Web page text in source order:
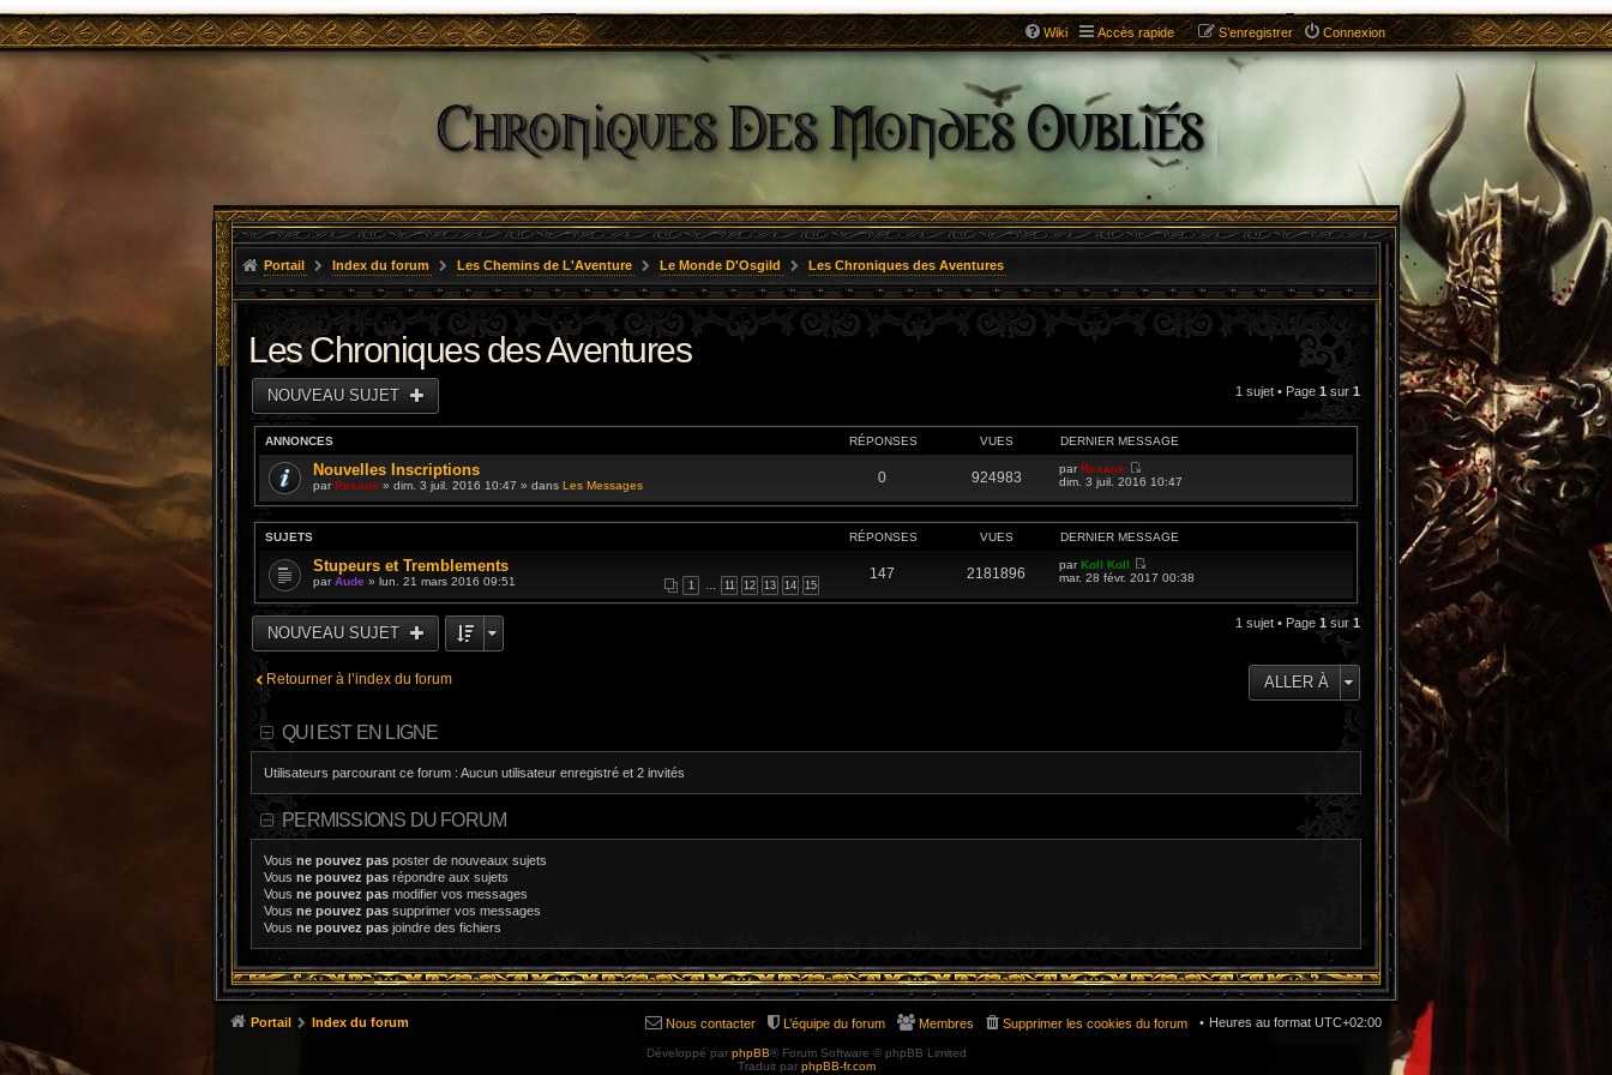
Wiki Accès rapide Connexion
S’enregistrer
Portail Index du forum Les Chemins de L'Aventure Le Monde D'Osgild Les Chroniques des Aventures
Les Chroniques des Aventures
NOUVEAU SUJET 1 sujet • Page 1sur 1
ANNONCES RÉPONSES VUES DERNIER MESSAGE
Nouvelles Inscriptions
parResane » dim. 3 juil. 2016 10:47 » dans Les Messages 0 924983
parResane
V
i
l
e
d
e
r
dim. 3 juil. 2016 10:47
SUJETS RÉPONSES VUES DERNIER MESSAGE
Stupeurs et Tremblements
1 … 11 12 13 14 15
parAude » lun. 21 mars 2016 09:51 147 2181896
parKoll Koll
V
i
mar. 28 févr. 2017 00:38
NOUVEAU SUJET
1 sujet • Page 1sur 1
Retourner à l’index du forum ALLER À
QUI EST EN LIGNE
Utilisateurs parcourant ce forum : Aucun utilisateur enregistré et 2 invités
PERMISSIONS DU FORUM
Vous ne pouvez pas poster de nouveaux sujets
Vous ne pouvez pas répondre aux sujets
Vous ne pouvez pas modifier vos messages
Vous ne pouvez pas supprimer vos messages
Vous ne pouvez pas joindre des fichiers
Portail Index du forum Heures au format UTC+02:00
Supprimer les cookies du forum
Membres
L’équipe du forum
Nous contacter
Développé par phpBB® Forum Software © phpBB Limited
Traduit par phpBB-fr.com